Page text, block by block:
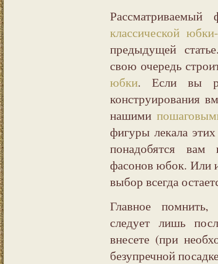
классической
предыдущей
свою очередь
юбки. Если вы
конструирования
нашими
фигуры лекала
понадобятся вам
фасонов юбок. Или
выбор всегда
Главное
следует лишь
внесете (при
безупречной